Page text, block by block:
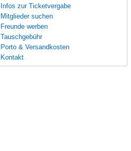
Infos zur Ticketvergabe
Mitglieder suchen
Freunde werben
Tauschgebühr
Porto & Versandkosten
Kontakt